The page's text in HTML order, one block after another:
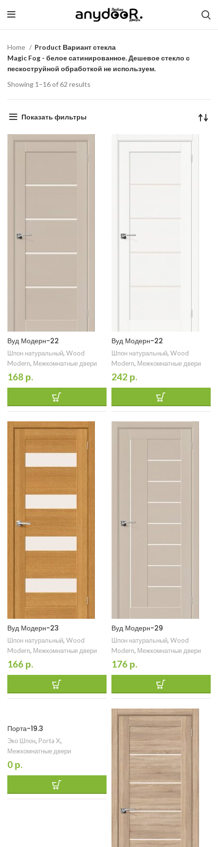
Home
Product Вариант стекла
Magic Fog - белое сатинированное. Дешевое стекло с
пескоструйной обработкой не используем.
Showing 1–16 of 62 results
Показать фильтры
Вуд Модерн-22
Шпон натуральный, Wood
Modern, Межкомнатные двери
168 р.
Вуд Модерн-22
Шпон натуральный, Wood
Modern, Межкомнатные двери
242 р.
Вуд Модерн-23
Шпон натуральный, Wood
Modern, Межкомнатные двери
166 р.
Вуд Модерн-29
Шпон натуральный, Wood
Modern, Межкомнатные двери
176 р.
Порта-19.3
Эко Шпон, Porta X,
Межкомнатные двери
0 р.